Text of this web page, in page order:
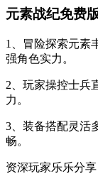
元素战纪免费
1、冒险探索元素
强角色实力。
2、玩家操控士兵
力。
3、装备搭配灵活
畅。
资深玩家乐乐分